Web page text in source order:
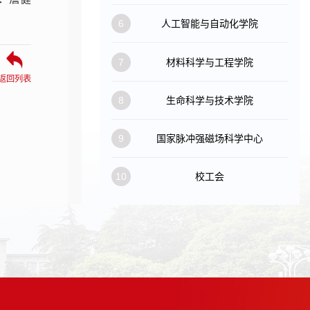
回列表
6 人工智能与自动化学院
7 材料科学与工程学院
8 生命科学与技术学院
9 国家脉冲强磁场科学中心
10 校工会